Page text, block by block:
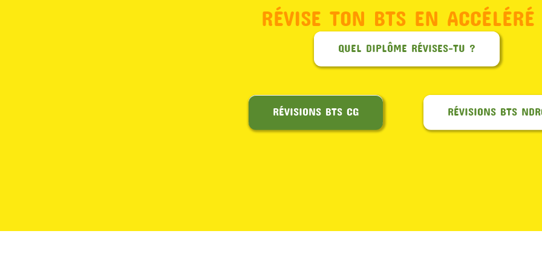
RÉVISE TON BTS EN
QUEL DIPLÔME RÉVISES-TU ?
RÉVISIONS BTS CG RÉVISIONS BTS